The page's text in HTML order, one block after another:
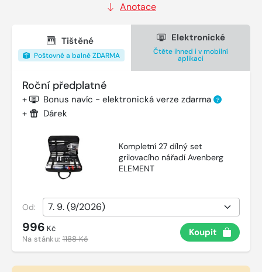
Anotace
Tištěné
Poštovné a balné ZDARMA
Elektronické
Čtěte ihned i v mobilní
aplikaci
Roční předplatné
+ Bonus navíc - elektronická verze zdarma ?
+ Dárek
Kompletní 27 dílný set
grilovacího nářadí Avenberg
ELEMENT
Od:
996 Kč
Na stánku:1188 Kč
Koupit